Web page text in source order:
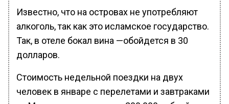
Известно, что на островах не употребляют
алкоголь, так как это исламское государство.
Так, в отеле бокал вина —обойдется в 30
долларов.
Стоимость недельной поездки на двух
человек в январе с перелетами и завтраками